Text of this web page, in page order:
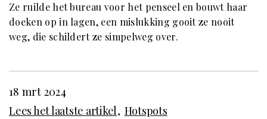
Ze ruilde het bureau voor het penseel en bouwt haar
doeken op in lagen, een mislukking gooit ze nooit
weg, die schildert ze simpelweg over.
18 mrt 2024
Lees het laatste artikel Hotspots